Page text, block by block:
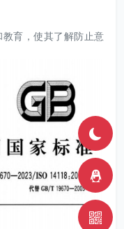
育，使其了解防止意